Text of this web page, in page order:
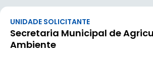
UNIDADE SOLICITANTE
Secretaria Municipal de
Ambiente